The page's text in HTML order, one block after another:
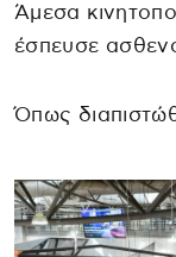
Άμεσα
έσπευσε
Όπως